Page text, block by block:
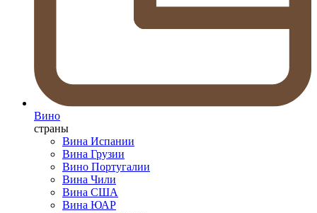
Вино
страны
Вина Испании
Вина Грузии
Вино Португалии
Вина Чили
Вина США
Вина ЮАР